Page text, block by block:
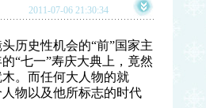
2011-07-06 21:30:34
历史性机会的“前”国家主
“七一”寿庆大典上，竟然
。而任何大人物的就
物以及他所标志的时代